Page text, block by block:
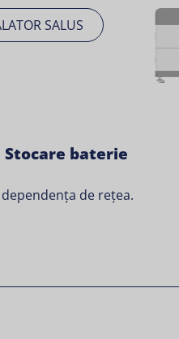
SALUS
Stocare baterie
dependența de rețea.